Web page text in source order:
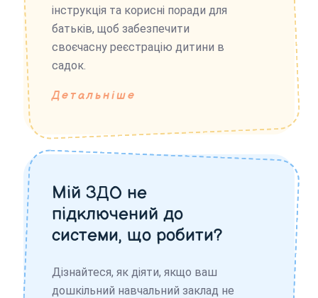
інструкція та корисні поради для
батьків, щоб забезпечити
своєчасну реєстрацію дитини в
садок.
Детальніше
Мій ЗДО не
підключений до
системи, що робити?
Дізнайтеся, як діяти, якщо ваш
дошкільний навчальний заклад не